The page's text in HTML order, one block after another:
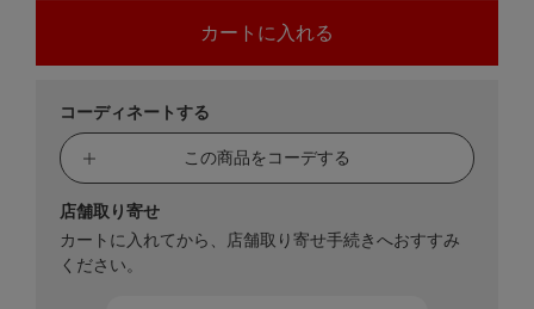
コーディネートする
この商品をコーデする
店舗取り寄せ
カートに入れてから、店舗取り寄せ手続きへおすすみ
ください。